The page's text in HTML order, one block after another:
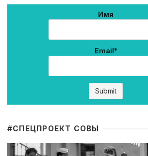
Имя
Email*
#CПЕЦПРОЕКТ СОВЫ